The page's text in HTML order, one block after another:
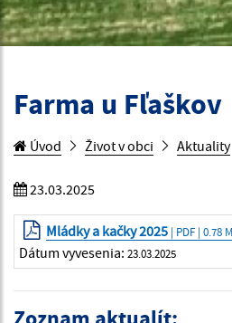
Farma u Fľaškov
Úvod Život v obci Aktuality
23.03.2025
Mládky a kačky 2025 | PDF | 0.78
Dátum vyvesenia: 23.03.2025